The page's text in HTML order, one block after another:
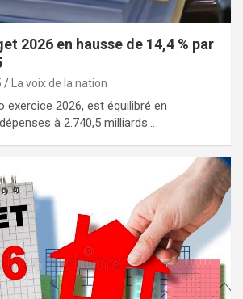
2026 en hausse de 14,4 % par
La voix de la nation
exercice 2026, est équilibré en
à 2.740,5 milliards…